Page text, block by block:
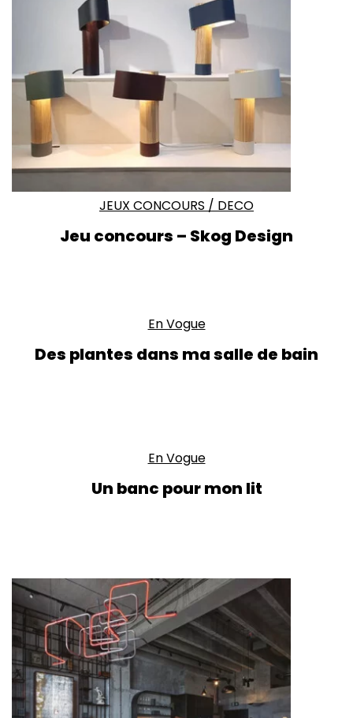
JEUX CONCOURS / DECO
Jeu concours – Skog Design
En Vogue
Des plantes dans ma salle de bain
En Vogue
Un banc pour mon lit